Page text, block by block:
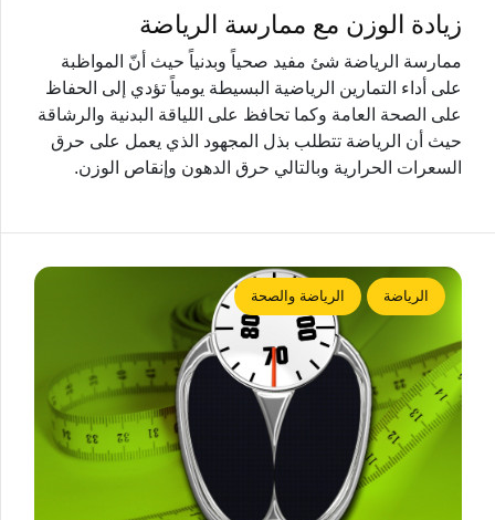
زيادة الوزن مع ممارسة الرياضة
ممارسة الرياضة شئ مفيد صحياً وبدنياً حيث أنّ المواظبة
على أداء التمارين الرياضية البسيطة يومياً تؤدي إلى الحفاظ
على الصحة العامة وكما تحافظ على اللياقة البدنية والرشاقة
حيث أن الرياضة تتطلب بذل المجهود الذي يعمل على حرق
السعرات الحرارية وبالتالي حرق الدهون وإنقاص الوزن.
الرياضة الرياضة والصحة